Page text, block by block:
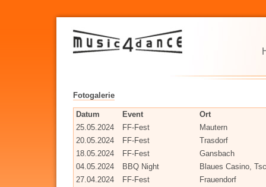
Fotogalerie
Datum Event
Ort
25.05.2024
FF-Fest
Mautern
20.05.2024
FF-Fest
Trasdorf
18.05.2024
FF-Fest
Gansbach
04.05.2024
BBQ Night
Blaues Casino,
27.04.2024
FF-Fest
Frauendorf